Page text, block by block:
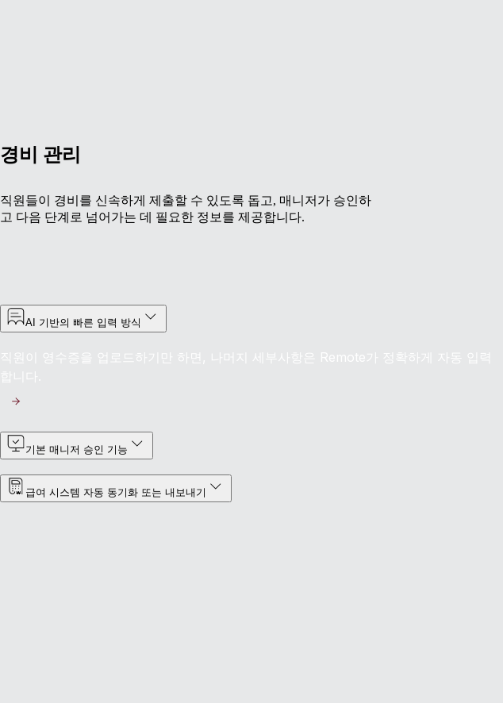
경비 관리
직원들이 경비를 신속하게 제출할 수 있도록 돕고, 매니저가 승인하
고 다음 단계로 넘어가는 데 필요한 정보를 제공합니다.
AI 기반의 빠른 입력 방식
직원이 영수증을 업로드하기만 하면, 나머지 세부사항은 Remote가 정확하게 자동 입력
합니다.
기본 매니저 승인 기능
급여 시스템 자동 동기화 또는 내보내기